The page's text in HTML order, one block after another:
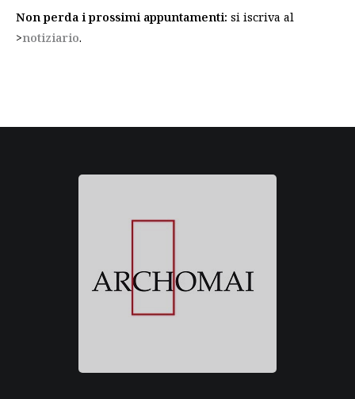
Non perda i prossimi appuntamenti: si iscriva al
>notiziario.